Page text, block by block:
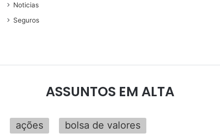
Noticias
Seguros
ASSUNTOS EM ALTA
ações
bolsa de valores